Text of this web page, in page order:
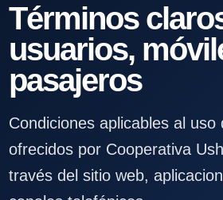
Términos
usuarios,
pasajeros
Condiciones aplicables al uso
ofrecidos por Cooperativa
través del sitio web,